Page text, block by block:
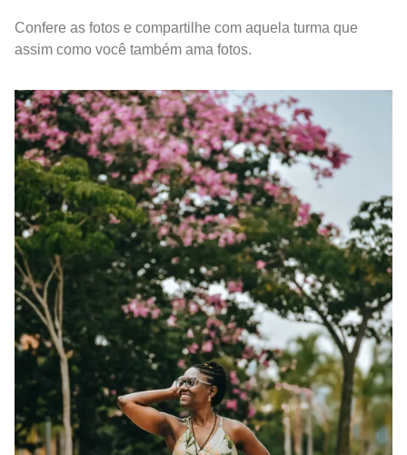
Confere as fotos e compartilhe com aquela turma que
assim como você também ama fotos.